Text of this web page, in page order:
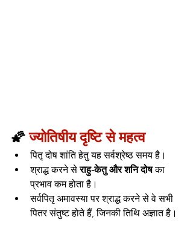
🌠 ज्योतिषीय दृष्टि से महत्व
पितृ दोष शांति हेतु यह सर्वश्रेष्ठ समय है।
श्राद्ध करने से राहु-केतु और शनि दोष का
प्रभाव कम होता है।
सर्वपितृ अमावस्या पर श्राद्ध करने से वे सभी
पितर संतुष्ट होते हैं, जिनकी तिथि अज्ञात है।